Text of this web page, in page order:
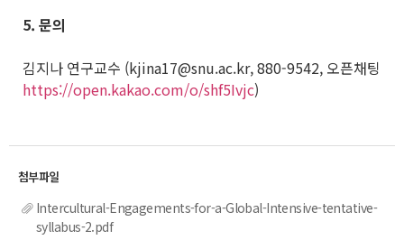
5. 문의
김지나 연구교수 (kjina17@snu.ac.kr, 880-9542, 오픈채팅
https://open.kakao.com/o/shf5Ivjc)
Intercultural-Engagements-for-a-Global-Intensive-tentative-
syllabus-2.pdf